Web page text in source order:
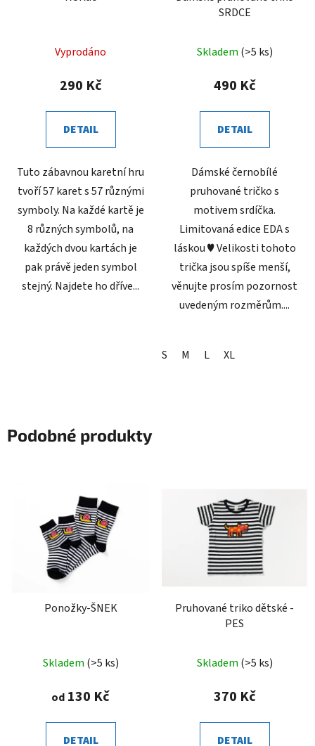
Vyprodáno
290 Kč
DETAIL
Tuto zábavnou karetní hru
tvoří 57 karet s 57 různými
symboly. Na každé kartě je
8 různých symbolů, na
každých dvou kartách je
pak právě jeden symbol
stejný. Najdete ho dříve...
SRDCE
Skladem (>5 ks)
490 Kč
DETAIL
Dámské černobílé
pruhované tričko s
motivem srdíčka.
Limitovaná edice EDA s
láskou ♥ Velikosti tohoto
trička jsou spíše menší,
věnujte prosím pozornost
uvedeným rozměrům....
S M L XL
Podobné produkty
Ponožky-ŠNEK
Skladem (>5 ks)
od 130 Kč
DETAIL
Pruhované triko dětské -
PES
Skladem (>5 ks)
370 Kč
DETAIL